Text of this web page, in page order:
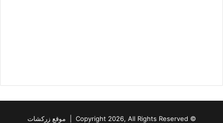
© Copyright 2026, All Rights Reserved | موقع زركشات